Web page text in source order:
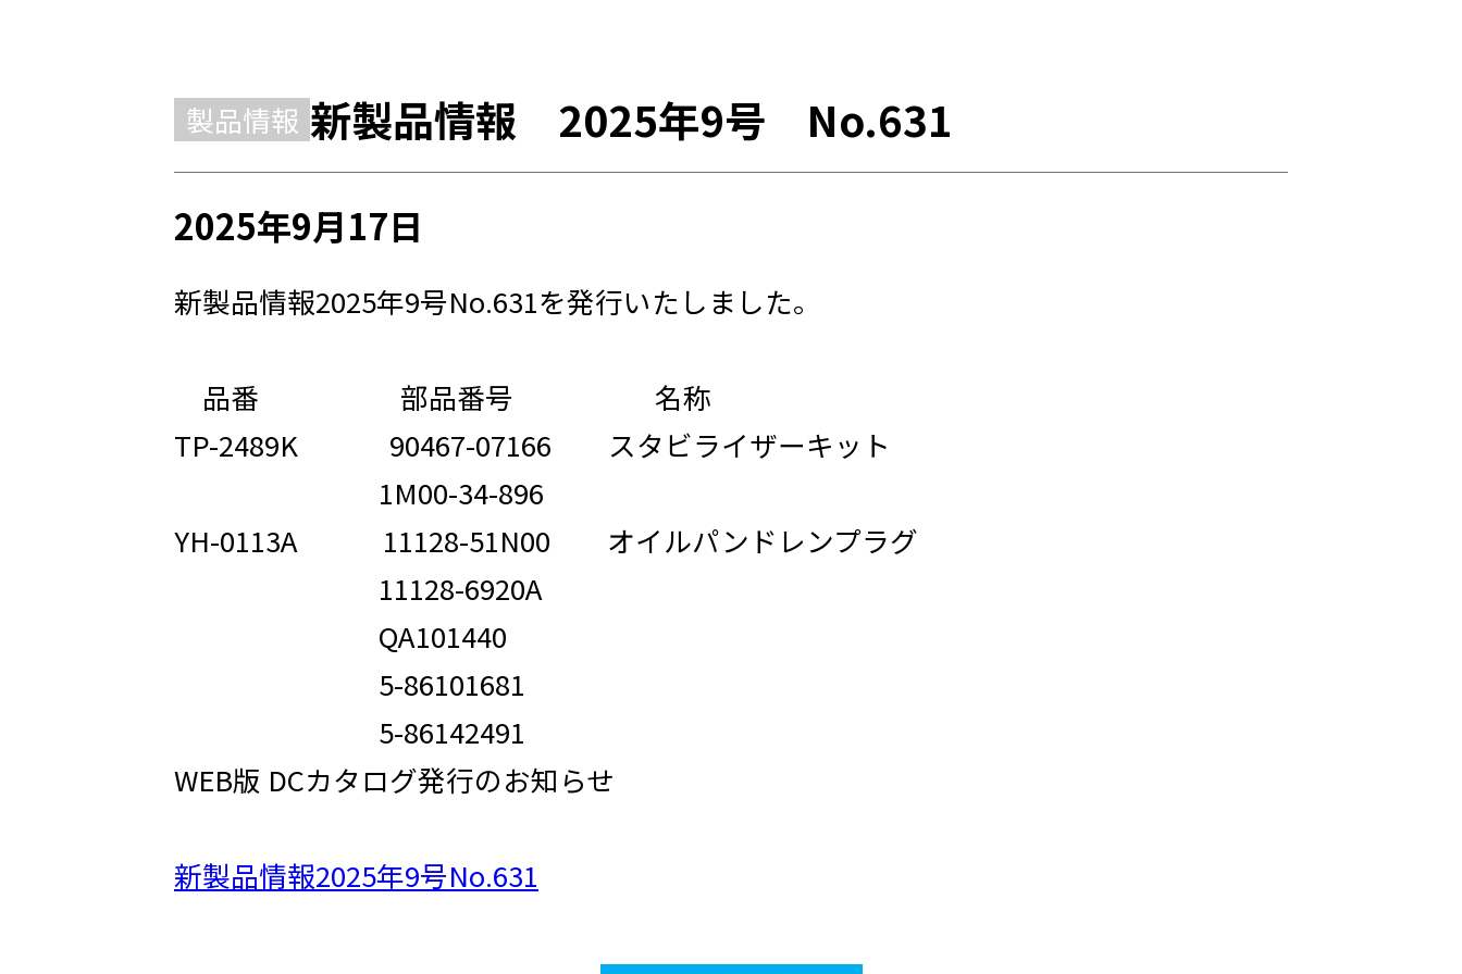
製品情報 新製品情報 2025年9号 No.631
2025年9月17日
新製品情報2025年9号No.631を発行いたしました。
品番 部品番号 名称
TP-2489K 90467-07166 スタビライザーキット
1M00-34-896
YH-0113A 11128-51N00 オイルパンドレンプラグ
11128-6920A
QA101440
5-86101681
5-86142491
WEB版 DCカタログ発行のお知らせ
新製品情報2025年9号No.631